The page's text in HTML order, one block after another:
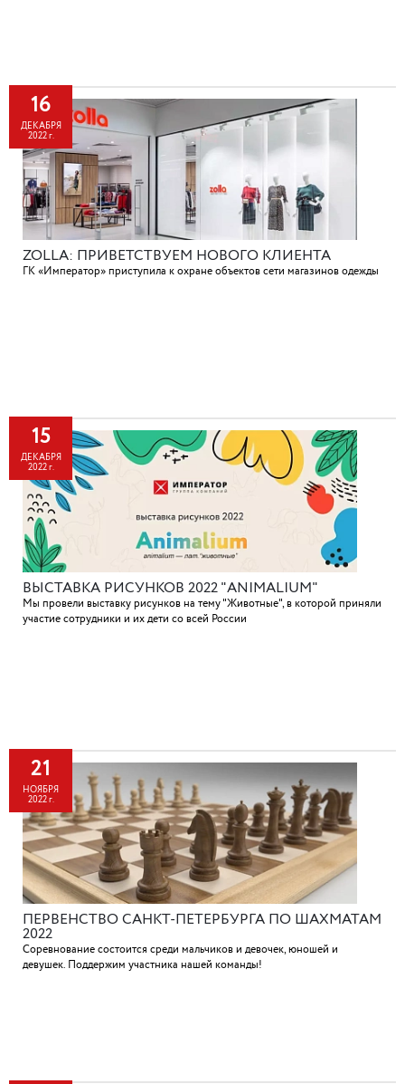
16
ДЕКАБРЯ
2022 г.
ZOLLA: ПРИВЕТСТВУЕМ НОВОГО КЛИЕНТА
ГК «Император» приступила к охране объектов сети магазинов одежды
15
ДЕКАБРЯ
2022 г.
ВЫСТАВКА РИСУНКОВ 2022 "ANIMALIUM"
Мы провели выставку рисунков на тему "Животные", в которой приняли
участие сотрудники и их дети со всей России
21
НОЯБРЯ
2022 г.
ПЕРВЕНСТВО САНКТ-ПЕТЕРБУРГА ПО ШАХМАТАМ
2022
Соревнование состоится среди мальчиков и девочек, юношей и
девушек. Поддержим участника нашей команды!